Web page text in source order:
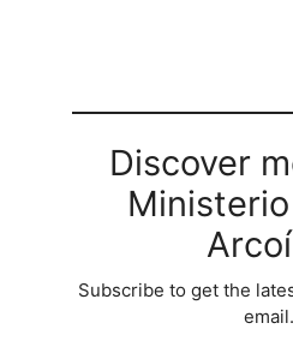
Discover
Subscribe to get the
email.